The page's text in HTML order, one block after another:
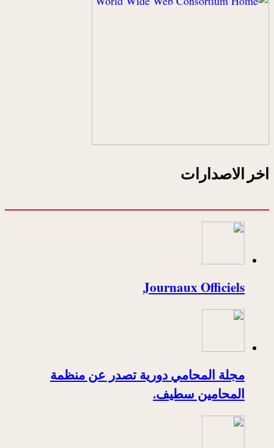
اخر الاصدارات
Journaux Officiels
مجلة المحامي دورية تصدر عن منظمة
المحامين سطيف.